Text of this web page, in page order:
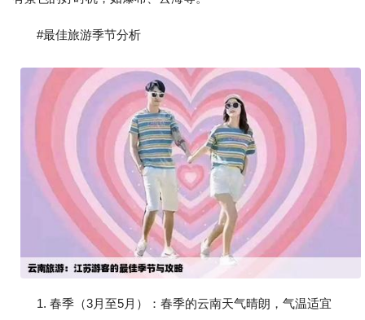
#最佳旅游季节分析
1. 春季（3月至5月）：春季的云南天气晴朗，气温适宜